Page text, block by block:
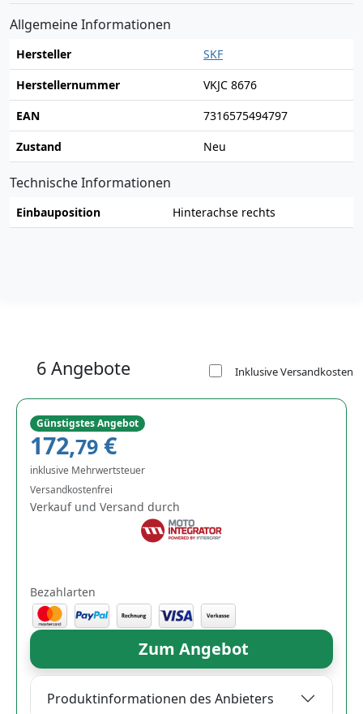
Allgemeine Informationen
Hersteller
SKF
Herstellernummer
VKJC 8676
EAN
7316575494797
Zustand
Neu
Technische Informationen
Einbauposition Hinterachse rechts
6 Angebote Inklusive Versandkosten
Günstigstes Angebot
172,79 €
inklusive Mehrwertsteuer
Versandkostenfrei
Verkauf und Versand durch
Bezahlarten
Zum Angebot
Produktinformationen des Anbieters